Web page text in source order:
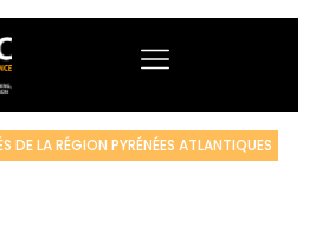
DE LA RÉGION PYRÉNÉES ATLANTIQUES